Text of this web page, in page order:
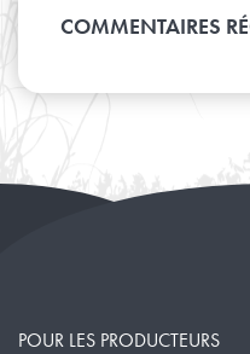
Janvier
Février
Mars
Mai
Février
COMMENTAIRES
POUR LES PRODUCTEURS